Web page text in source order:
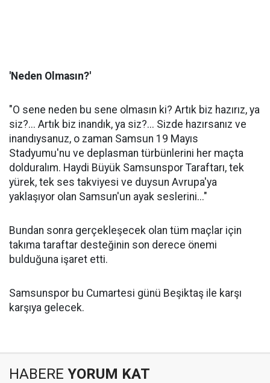
'Neden Olmasın?'
"O sene neden bu sene olmasın ki? Artık biz hazırız, ya
siz?... Artık biz inandık, ya siz?... Sizde hazırsanız ve
inandıysanuz, o zaman Samsun 19 Mayıs
Stadyumu'nu ve deplasman türbünlerini her maçta
dolduralım. Haydi Büyük Samsunspor Taraftarı, tek
yürek, tek ses takviyesi ve duysun Avrupa'ya
yaklaşıyor olan Samsun'un ayak seslerini..."
Bundan sonra gerçekleşecek olan tüm maçlar için
takıma taraftar desteğinin son derece önemi
bulduğuna işaret etti.
Samsunspor bu Cumartesi günü Beşiktaş ile karşı
karşıya gelecek.
HABERE YORUM KAT